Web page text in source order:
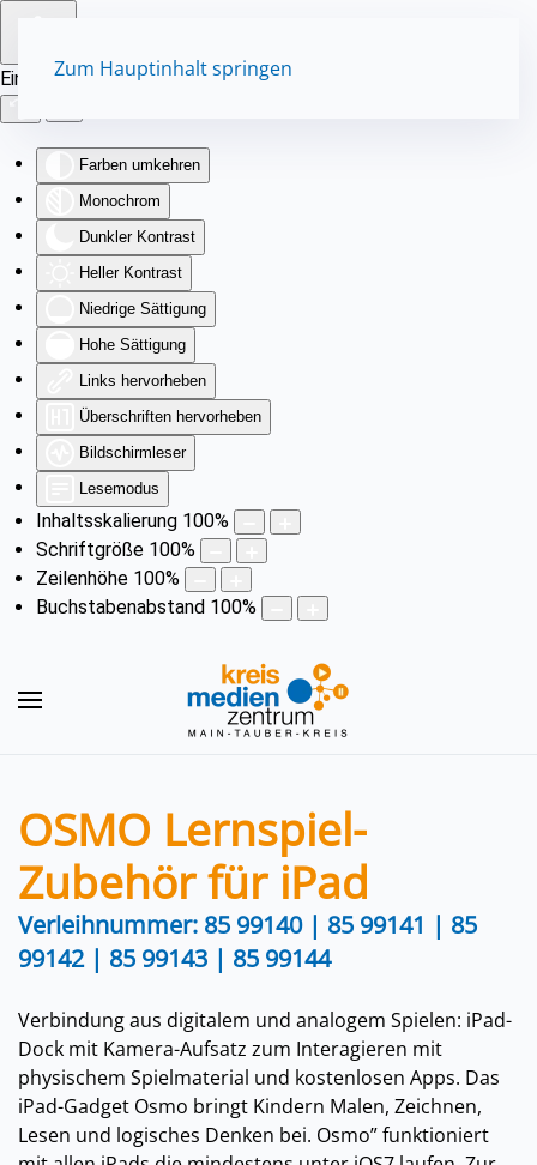
Eingabehilfen öffnen
Farben umkehren
Monochrom
Dunkler Kontrast
Heller Kontrast
Niedrige Sättigung
Hohe Sättigung
Links hervorheben
Überschriften hervorheben
Bildschirmleser
Lesemodus
Inhaltsskalierung 100%
Schriftgröße 100%
Zeilenhöhe 100%
Buchstabenabstand 100%
Zum Hauptinhalt springen
OSMO Lernspiel-
Zubehör für iPad
Verleihnummer: 85 99140 | 85 99141 | 85
99142 | 85 99143 | 85 99144
Verbindung aus digitalem und analogem Spielen: iPad-
Dock mit Kamera-Aufsatz zum Interagieren mit
physischem Spielmaterial und kostenlosen Apps. Das
iPad-Gadget Osmo bringt Kindern Malen, Zeichnen,
Lesen und logisches Denken bei. Osmo” funktioniert